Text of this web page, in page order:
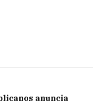
anuncia